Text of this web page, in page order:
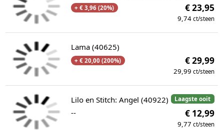
+ € 3,96 (20%) € 23,95
9,74 ct/steen
Lama (40625)
+ € 20,00 (200%) € 29,99
29,99 ct/steen
Laagste ooit
Lilo en Stitch: Angel (40922)
--
€ 12,99
9,77 ct/steen